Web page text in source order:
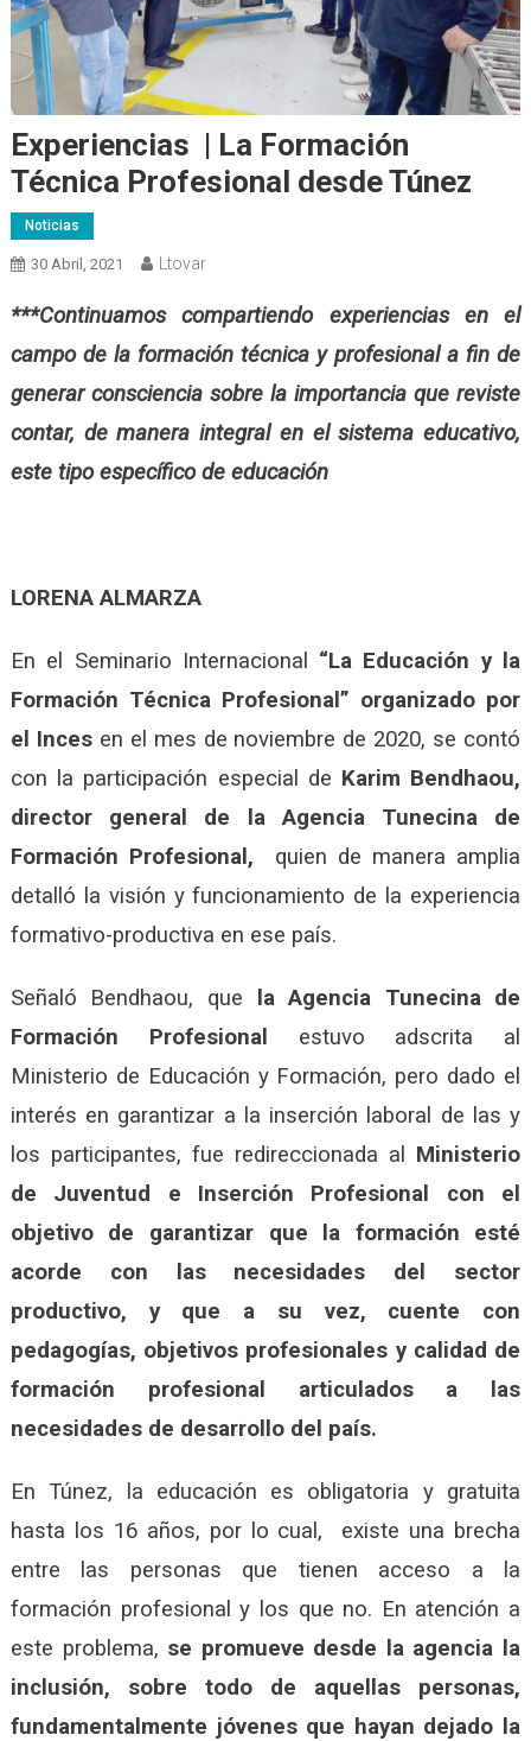
Experiencias | La Formación
Técnica Profesional desde Túnez
Noticias
30 Abril, 2021 Ltovar
***Continuamos compartiendo experiencias en el
campo de la formación técnica y profesional a fin de
generar consciencia sobre la importancia que reviste
contar, de manera integral en el sistema educativo,
este tipo específico de educación
LORENA ALMARZA
En el Seminario Internacional “La Educación y la
Formación Técnica Profesional” organizado por
el Inces en el mes de noviembre de 2020, se contó
con la participación especial de Karim Bendhaou,
director general de la Agencia Tunecina de
Formación Profesional,
quien de manera amplia
detalló la visión y funcionamiento de la experiencia
formativo-productiva en ese país.
Señaló Bendhaou, que
la Agencia Tunecina de
Formación Profesional
estuvo adscrita al
Ministerio de Educación y Formación, pero dado el
interés en garantizar a la inserción laboral de las y
los participantes, fue redireccionada al Ministerio
de Juventud e Inserción Profesional con el
objetivo de garantizar que la formación esté
acorde con las necesidades del sector
productivo, y que a su vez, cuente con
pedagogías, objetivos profesionales y calidad de
formación profesional articulados a las
necesidades de desarrollo del país.
En Túnez, la educación es obligatoria y gratuita
hasta los 16 años, por lo cual, existe una brecha
entre las personas que tienen acceso a la
formación profesional y los que no. En atención a
este problema, se promueve desde la agencia la
inclusión, sobre todo de aquellas personas,
fundamentalmente jóvenes que hayan dejado la